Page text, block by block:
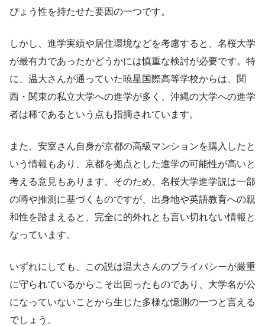
ぴょう性を持たせた要因の一つです。
しかし、進学実績や居住環境などを考慮すると、名桜大学
が最有力であったかどうかには慎重な検討が必要です。特
に、温大さんが通っていた暁星国際高等学校からは、関
西・関東の私立大学への進学が多く、沖縄の大学への進学
者は稀であるという点も指摘されています。
また、安室さん自身が京都の高級マンションを購入したと
いう情報もあり、京都を拠点とした進学の可能性が高いと
考える意見もあります。そのため、名桜大学進学説は一部
の噂や推測に基づくものですが、出身地や英語教育への親
和性を踏まえると、完全に的外れとも言い切れない情報と
なっています。
いずれにしても、この説は温大さんのプライバシーが厳重
に守られているからこそ出回ったものであり、大学名が公
になっていないことから生じた多様な憶測の一つと言える
でしょう。